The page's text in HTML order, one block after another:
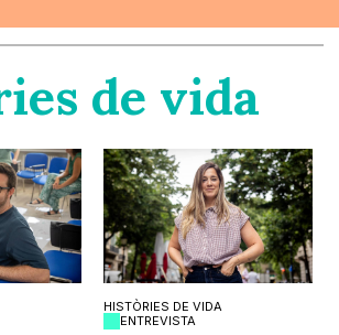
de vida
HISTÒRIES DE VIDA
ENTREVISTA